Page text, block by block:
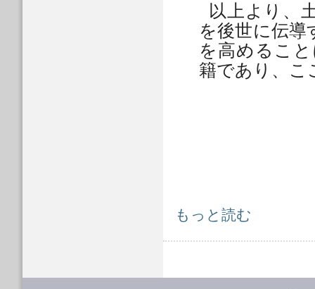
以上より、
を後世に伝導
を高めるこ
籍であり、こ
令和6年度 出版文化賞受賞作品 につ
もっと読む